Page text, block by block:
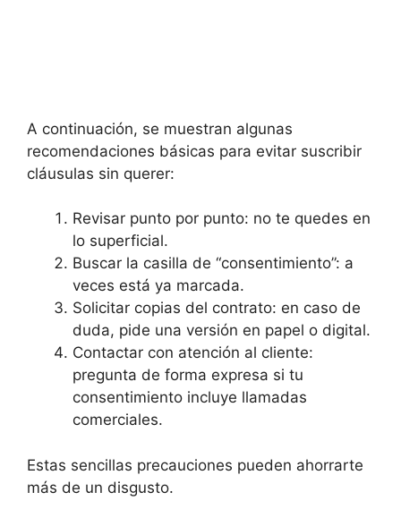
A continuación, se muestran algunas
recomendaciones básicas para evitar suscribir
cláusulas sin querer:
Revisar punto por punto: no te quedes en
lo superficial.
Buscar la casilla de “consentimiento”: a
veces está ya marcada.
Solicitar copias del contrato: en caso de
duda, pide una versión en papel o digital.
Contactar con atención al cliente:
pregunta de forma expresa si tu
consentimiento incluye llamadas
comerciales.
Estas sencillas precauciones pueden ahorrarte
más de un disgusto.